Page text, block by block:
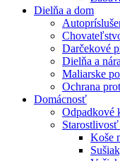
Dielňa a dom
Darčekové
Dielňa a
Maliarske
Ochrana
Domácnosť
Odpadkové
Koše